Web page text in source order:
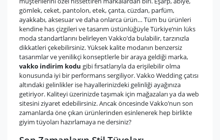
gömlek, ceket, pantolon, etek, çanta, cüzdan, parfüm,
ayakkabı, aksesuar ve daha onlarca ürün… Tüm bu ürünleri
kendine has çizgileri ve tasarım üstünlüğüyle Türkiye’nin lüks
moda standartlarını belirleyen Vakko’da bulabilir, tarzınızla
dikkatleri çekebilirsiniz. Yüksek kalite modanın benzersiz
tasarımlar ve yenilikçi konseptlerle bir araya geldiği marka,
vakko indirim kodu gibi fırsatlarıyla da erişilebilir olma
konusunda iyi bir performans sergiliyor. Vakko Wedding çatısı
altındaki gelinlikler ise hayallerinizdeki gelinliği ayağınıza
getiriyor. Kaliteyi üzerinizde taşımak için mağazaları ya da web
sitesini ziyaret edebilirsiniz. Ancak öncesinde Vakko’nun son
zamanlarda öne çıkan ürünlerinden esinlenerek hep birlikte
giyim tüyoları hazırlamaya ne dersiniz?